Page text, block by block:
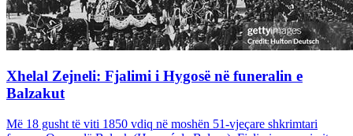
Xhelal Zejneli: Fjalimi i Hygosë në funeralin e
Balzakut
Më 18 gusht të viti 1850 vdiq në moshën 51-vjeçare shkrimtari